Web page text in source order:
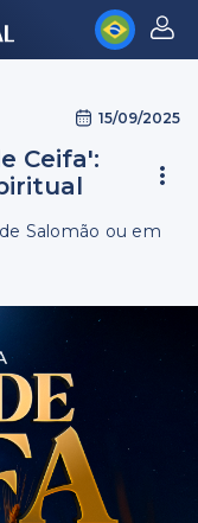
15/09/2025
Ceifa':
Salomão ou em